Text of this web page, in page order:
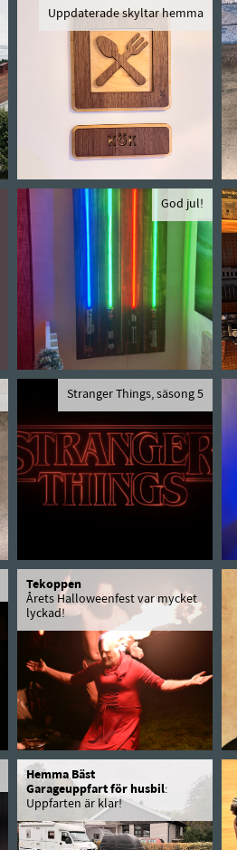
Uppdaterade skyltar hemma
God jul!
Stranger Things, säsong 5
Tekoppen
Årets Halloweenfest var mycket
lyckad!
Hemma Bäst
Garageuppfart för husbil:
Uppfarten är klar!